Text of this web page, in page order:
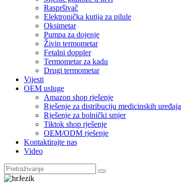
Raspršivač
Elektronička kutija za pilule
Oksimetar
Pumpa za dojenje
Živin termometar
Fetalni doppler
Termometar za kadu
Drugi termometar
Vijesti
OEM usluge
Amazon shop rješenje
Rješenje za distribuciju medicinskih uređaja
Rješenje za bolnički smjer
Tiktok shop rješenje
OEM/ODM rješenje
Kontaktirajte nas
Video
Jezik